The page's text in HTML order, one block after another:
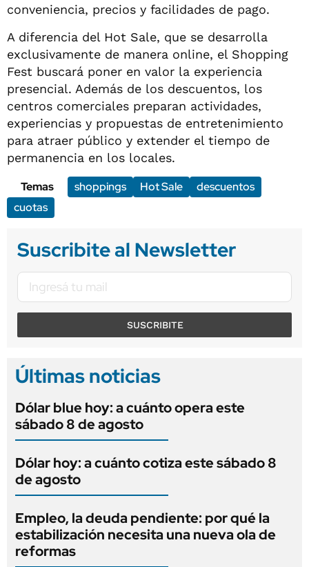
conveniencia, precios y facilidades de pago.
A diferencia del Hot Sale, que se desarrolla
exclusivamente de manera online, el Shopping
Fest buscará poner en valor la experiencia
presencial. Además de los descuentos, los
centros comerciales preparan actividades,
experiencias y propuestas de entretenimiento
para atraer público y extender el tiempo de
permanencia en los locales.
Temas
shoppings Hot Sale
descuentos
cuotas
Suscribite al Newsletter
SUSCRIBITE
Últimas noticias
Dólar blue hoy: a cuánto opera este
sábado 8 de agosto
Dólar hoy: a cuánto cotiza este sábado 8
de agosto
Empleo, la deuda pendiente: por qué la
estabilización necesita una nueva ola de
reformas